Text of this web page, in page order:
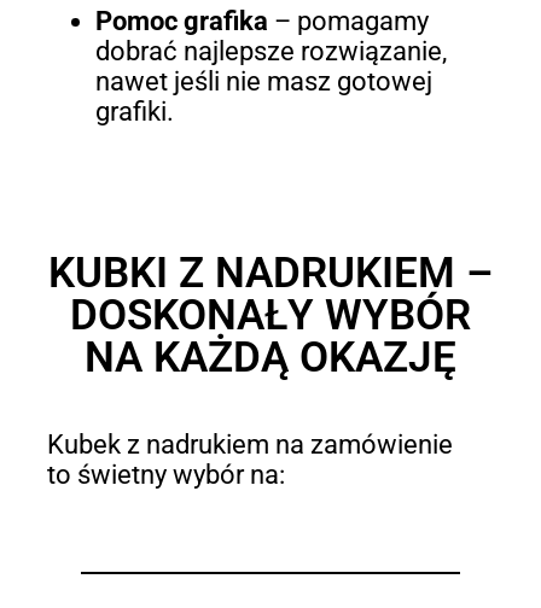
Pomoc grafika – pomagamy
dobrać najlepsze rozwiązanie,
nawet jeśli nie masz gotowej
grafiki.
KUBKI Z NADRUKIEM –
DOSKONAŁY WYBÓR
NA KAŻDĄ OKAZJĘ
Kubek z nadrukiem na zamówienie
to świetny wybór na: